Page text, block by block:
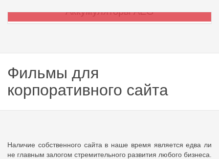
Аккумуляторы AEG
Фильмы для
корпоративного сайта
Наличие собственного сайта в наше время является едва ли
не главным залогом стремительного развития любого бизнеса.